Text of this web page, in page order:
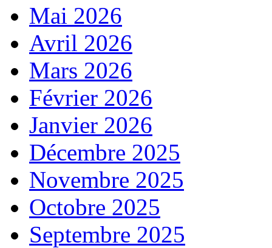
Mai 2026
Avril 2026
Mars 2026
Février 2026
Janvier 2026
Décembre 2025
Novembre 2025
Octobre 2025
Septembre 2025